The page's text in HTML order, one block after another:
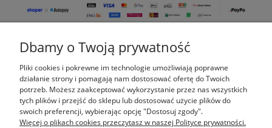
Pomoc
Moje konto
Płatności i dostawa
Dbamy o Twoją prywatność
Pliki cookies i pokrewne im technologie umożliwiają poprawne
działanie strony i pomagają nam dostosować ofertę do Twoich
potrzeb. Możesz zaakceptować wykorzystanie przez nas wszystkich
tych plików i przejść do sklepu lub dostosować użycie plików do
swoich preferencji, wybierając opcję "Dostosuj zgody".
Więcej o plikach cookies przeczytasz w naszej Polityce prywatności.